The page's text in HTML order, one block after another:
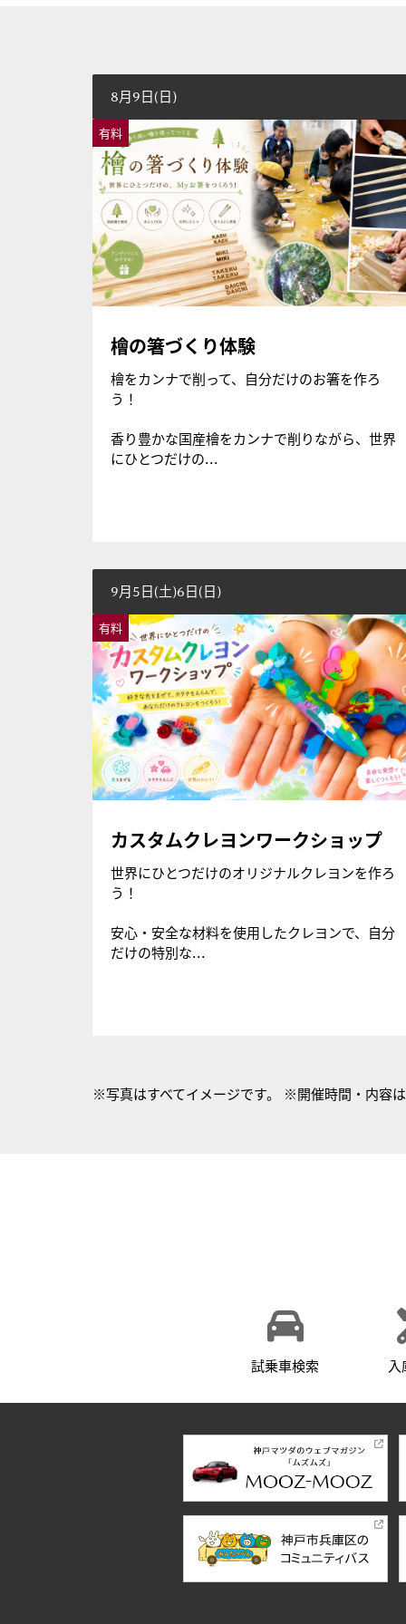
8月9日(日)
有料
檜の箸づくり体験
檜をカンナで削って、自分だけのお箸を作ろ
う！
香り豊かな国産檜をカンナで削りながら、世界
にひとつだけの...
9月5日(土)6日(日)
有料
カスタムクレヨンワークショップ
世界にひとつだけのオリジナルクレヨンを作ろ
う！
安心・安全な材料を使用したクレヨンで、自分
だけの特別な...
※写真はすべてイメージです。 ※開催時間・内容
試乗車検索 入